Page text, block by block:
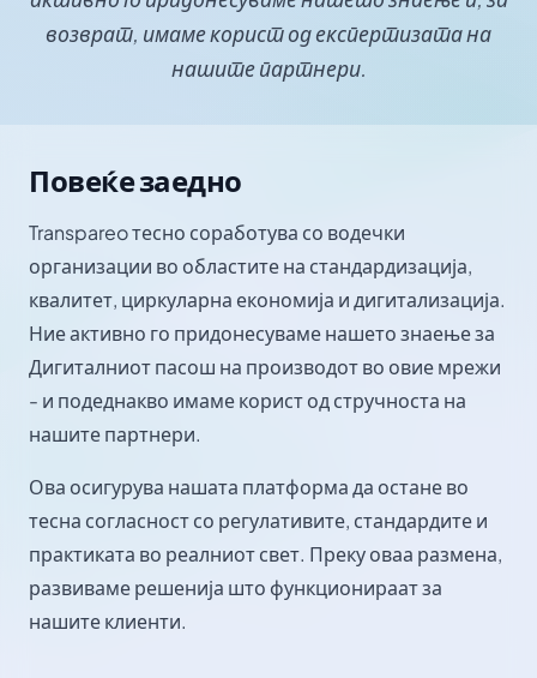
возврат, имаме корист од експертизата на
нашите партнери.
Повеќе заедно
Transpareo тесно соработува со водечки
организации во областите на стандардизација,
квалитет, циркуларна економија и дигитализација.
Ние активно го придонесуваме нашето знаење за
Дигиталниот пасош на производот во овие мрежи
- и подеднакво имаме корист од стручноста на
нашите партнери.
Ова осигурува нашата платформа да остане во
тесна согласност со регулативите, стандардите и
практиката во реалниот свет. Преку оваа размена,
развиваме решенија што функционираат за
нашите клиенти.